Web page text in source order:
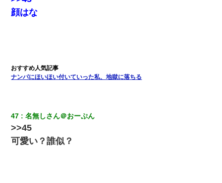
顔はな
ナンパにほいほい付いていった私、地獄に落ちる
47 名無しさん＠おーぷん
>>45
可愛い？誰似？